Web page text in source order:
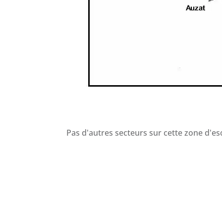
Pas d'autres secteurs sur cette zone